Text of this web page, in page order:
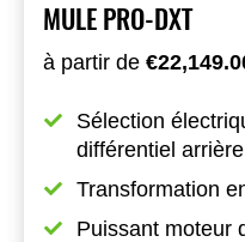
MULE PRO-DXT
à partir de
Sélection
différentiel arrière
Transformation
Puissant moteur